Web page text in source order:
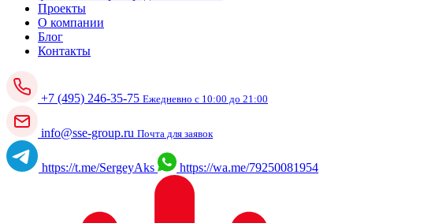
Проекты
О компании
Блог
Контакты
+7 (495) 246-35-75 Ежедневно с 10:00 до 21:00
info@sse-group.ru Почта для заявок
https://t.me/SergeyAks https://wa.me/79250081954